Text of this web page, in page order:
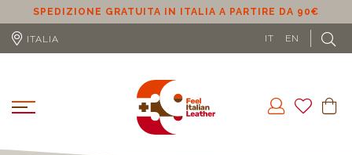
SPEDIZIONE GRATUITA IN ITALIA A PARTIRE DA 90€
ITALIA IT EN